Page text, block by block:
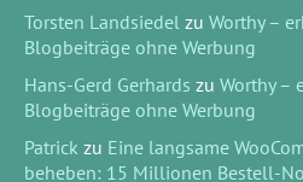
Torsten Landsiedel zu Worthy –
Blogbeiträge ohne Werbung
Hans-Gerd Gerhards zu Worthy –
Blogbeiträge ohne Werbung
Patrick zu Eine langsame
beheben: 15 Millionen Bestell-